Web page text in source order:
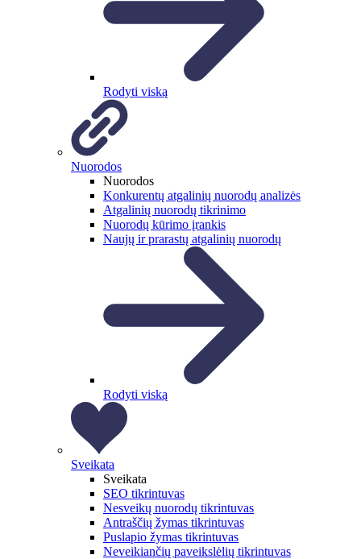
Rodyti viską
Nuorodos
Nuorodos
Konkurentų atgalinių nuorodų analizės
Atgalinių nuorodų tikrinimo
Nuorodų kūrimo įrankis
Naujų ir prarastų atgalinių nuorodų
Rodyti viską
Sveikata
Sveikata
SEO tikrintuvas
Nesveikų nuorodų tikrintuvas
Antraščių žymas tikrintuvas
Puslapio žymas tikrintuvas
Neveikiančių paveikslėlių tikrintuvas